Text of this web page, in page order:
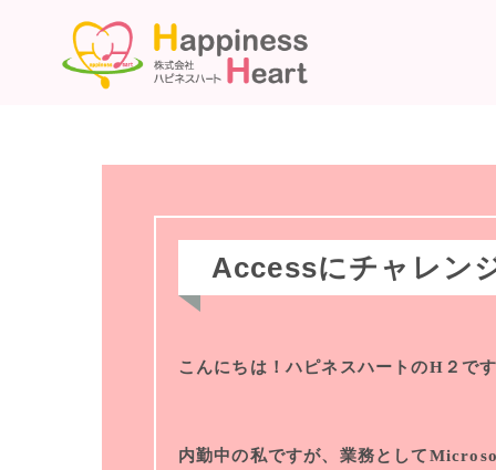
Accessにチャレン
こんにちは！ハピネスハートのH２で
内勤中の私ですが、業務として